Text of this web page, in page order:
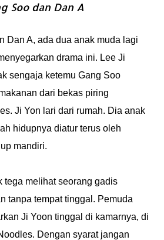
Soo dan Dan A
Dan A, ada dua anak muda lagi
drama ini. Lee Ji
sengaja ketemu Gang Soo
dari bekas piring
Ji Yon lari dari rumah. Dia anak
hidupnya diatur terus oleh
mandiri.
tega melihat seorang gadis
tanpa tempat tinggal. Pemuda
Ji Yoon tinggal di kamarnya, di
Dengan syarat jangan